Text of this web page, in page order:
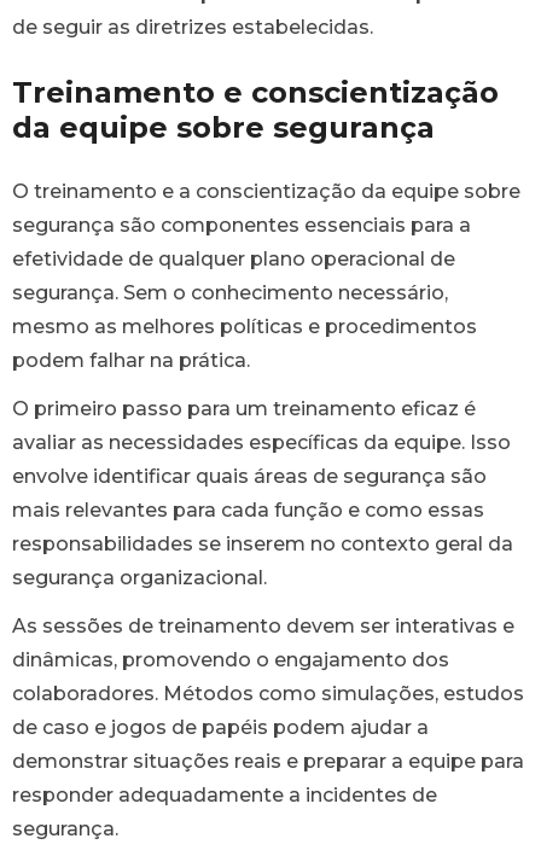
de seguir as diretrizes estabelecidas.
Treinamento e conscientização
da equipe sobre segurança
O treinamento e a conscientização da equipe sobre
segurança são componentes essenciais para a
efetividade de qualquer plano operacional de
segurança. Sem o conhecimento necessário,
mesmo as melhores políticas e procedimentos
podem falhar na prática.
O primeiro passo para um treinamento eficaz é
avaliar as necessidades específicas da equipe. Isso
envolve identificar quais áreas de segurança são
mais relevantes para cada função e como essas
responsabilidades se inserem no contexto geral da
segurança organizacional.
As sessões de treinamento devem ser interativas e
dinâmicas, promovendo o engajamento dos
colaboradores. Métodos como simulações, estudos
de caso e jogos de papéis podem ajudar a
demonstrar situações reais e preparar a equipe para
responder adequadamente a incidentes de
segurança.